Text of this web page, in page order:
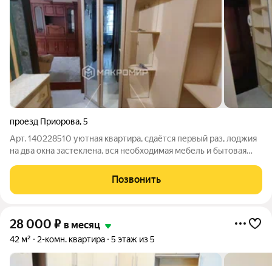
проезд Приорова,5
Арт. 140228510 уютная квартира, сдаётся первый раз, лоджия
на два окна застеклена, вся необходимая мебель и бытовая
Позвонить
28 000 ₽ в месяц
42 м² 2-комн. квартира 5 этаж из 5